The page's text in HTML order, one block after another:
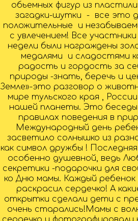
обьемных фигур из
загадки-шутки - все это
положительные и
с увлечением! Все
недели были награждены
медалями и сладостями
радость и гордость за
природы -знать, беречь и
Земле»-это разговор о
мире тульского края ,
нашей планеты. Это беседы
правилах поведения в
Международный день
засветило солнышко из
как символ дружбы !
особенно душевной, ведь
секретики -подарочки для
ко Дню мамы. Каждый ребенок
раскрасил сердечко! А
открытки сделали дети с
очень старались!Мамы с